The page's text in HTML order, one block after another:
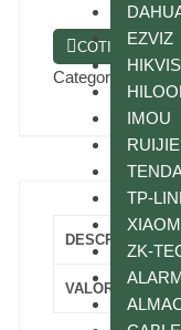
EZVIZ
IMOU
RUIJIE
TP-
ZK-
COTIZAR POR
Categorías:
DESCRIPCIÓN